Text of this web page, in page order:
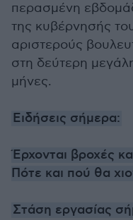
περασμένη
της κυβέρνησής
αριστερούς
στη δεύτερη
μήνες.
Ειδήσεις σήμερα:
Έρχονται βροχές
Πότε και πού θα
Στάση εργασίας